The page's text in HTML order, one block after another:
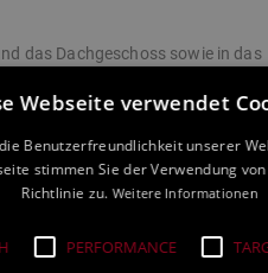
das Dachgeschoss sowie in das
je ca. 12,90 m², einem
verfügt über eine große
mit einem eigenen, ca.
modern gestaltete
Webseite verwendet
Benutzerfreundlichkeit unserer
stimmen Sie der Verwendung
Richtlinie zu.Weitere Informationen
PERFORMANCE